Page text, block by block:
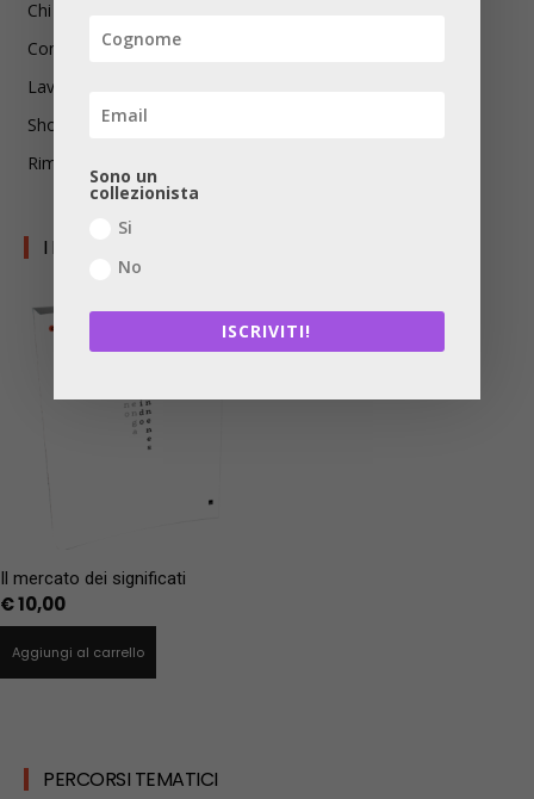
Chi siamo
Contatti
Lavora con noi
Shop
Rimani aggiornato!
I LIBRI DI CDT
Il mercato dei significati
€10,00
Aggiungi al carrello
PERCORSI TEMATICI
Sono un
collezionista
Si
No
ISCRIVITI!